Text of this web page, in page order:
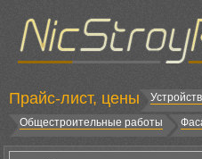
Прайс-лист, цены
Общестроительные работы